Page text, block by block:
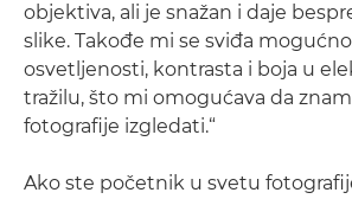
objektiva, ali je snažan i daje
slike. Takođe mi se sviđa
osvetljenosti, kontrasta i boja u
tražilu, što mi omogućava da
fotografije izgledati.“
Ako ste početnik u svetu